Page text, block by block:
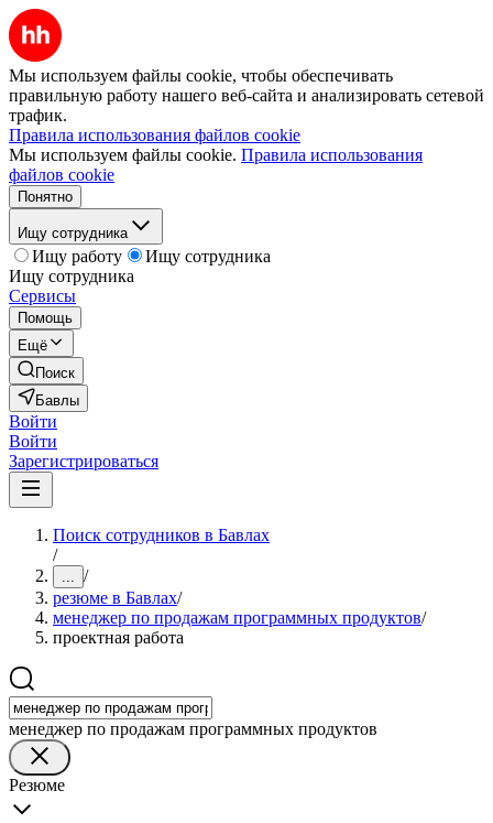
Мы используем файлы cookie, чтобы обеспечивать
правильную работу нашего веб-сайта и анализировать сетевой
трафик.
Правила использования файлов cookie
Мы используем файлы cookie. Правила использования
файлов cookie
Понятно
Ищу сотрудника
Ищу работу
Ищу сотрудника
Ищу сотрудника
Сервисы
Помощь
Ещё
Поиск
Бавлы
Войти
Войти
Зарегистрироваться
Поиск сотрудников в Бавлах
/
... /
резюме в Бавлах/
менеджер по продажам программных продуктов/
проектная работа
менеджер по продажам программных продуктов
Резюме